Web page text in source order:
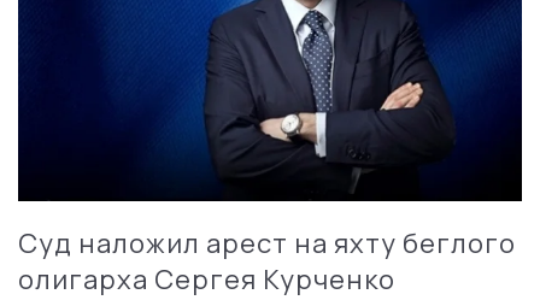
Суд наложил арест на яхту беглого
олигарха Сергея Курченко